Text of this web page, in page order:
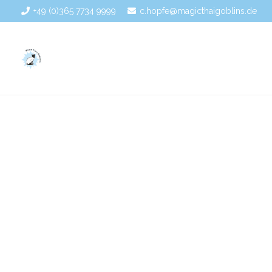
+49 (0)365 7734 9999 c.hopfe@magicthaigoblins.de